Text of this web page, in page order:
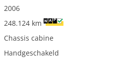
2006
248.124 km
Chassis cabine
Handgeschakeld